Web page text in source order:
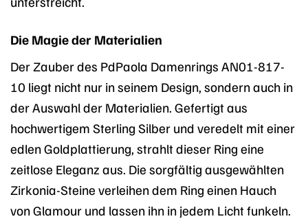
Die Magie der Materialien
Der Zauber des PdPaola Damenrings AN01-817-
10 liegt nicht nur in seinem Design, sondern auch in
der Auswahl der Materialien. Gefertigt aus
hochwertigem Sterling Silber und veredelt mit einer
edlen Goldplattierung, strahlt dieser Ring eine
zeitlose Eleganz aus. Die sorgfältig ausgewählten
Zirkonia-Steine verleihen dem Ring einen Hauch
von Glamour und lassen ihn in jedem Licht funkeln.